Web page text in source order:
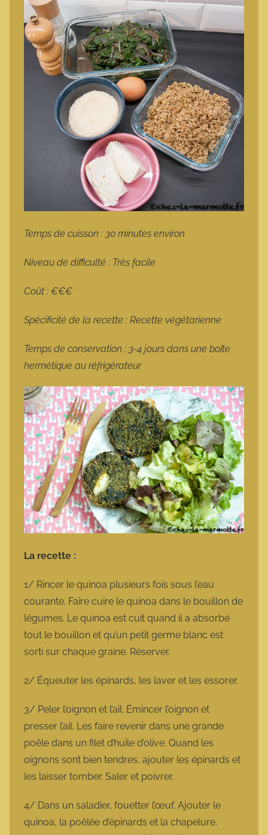
Temps de cuisson : 30 minutes environ
Niveau de difficulté : Très facile
Coût : €€€
Spécificité de la recette : Recette végétarienne
Temps de conservation : 3-4 jours dans une boîte
hermétique au réfrigérateur
La recette :
1/ Rincer le quinoa plusieurs fois sous l’eau
courante. Faire cuire le quinoa dans le bouillon de
légumes. Le quinoa est cuit quand il a absorbé
tout le bouillon et qu’un petit germe blanc est
sorti sur chaque graine. Réserver.
2/ Équeuter les épinards, les laver et les essorer.
3/ Peler l’oignon et l’ail. Émincer l’oignon et
presser l’ail. Les faire revenir dans une grande
poêle dans un filet d’huile d’olive. Quand les
oignons sont bien tendres, ajouter les épinards et
les laisser tomber. Saler et poivrer.
4/ Dans un saladier, fouetter l’œuf. Ajouter le
quinoa, la poêlée d’épinards et la chapelure.